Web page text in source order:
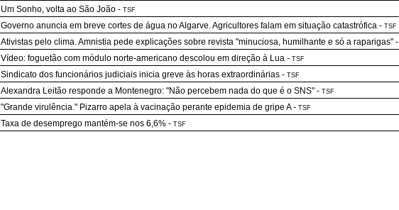
Um Sonho, volta ao São João - TSF
Governo anuncia em breve cortes de água no Algarve. Agricultores falam em situação catastrófica - TSF
Ativistas pelo clima. Amnistia pede explicações sobre revista "minuciosa, humilhante e só a raparigas" -
Vídeo: foguetão com módulo norte-americano descolou em direção à Lua - TSF
Sindicato dos funcionários judiciais inicia greve às horas extraordinárias - TSF
Alexandra Leitão responde a Montenegro: "Não percebem nada do que é o SNS" - TSF
"Grande virulência." Pizarro apela à vacinação perante epidemia de gripe A- TSF
Taxa de desemprego mantém-se nos 6,6% - TSF